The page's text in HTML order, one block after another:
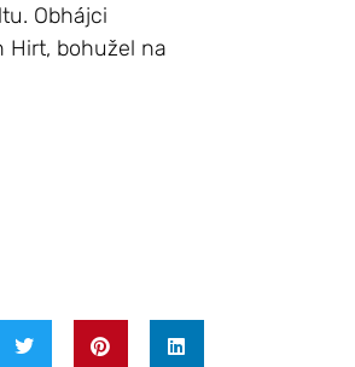
Obhájci
bohužel na